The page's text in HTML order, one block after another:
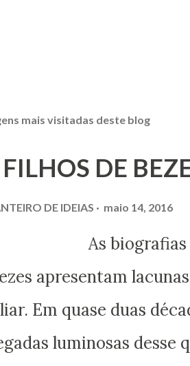
mais visitadas deste blog
DE
DE IDEIAS maio 14, 2016
biografias
apresentam
Em quase duas
luminosas desse